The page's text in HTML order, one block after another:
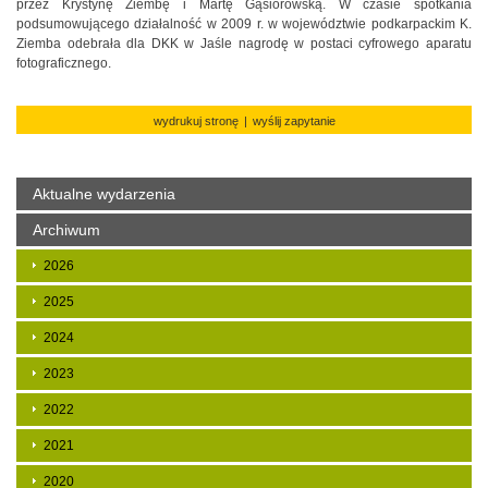
przez Krystynę Ziembę i Martę Gąsiorowską. W czasie spotkania
podsumowującego działalność w 2009 r. w województwie podkarpackim K.
Ziemba odebrała dla DKK w Jaśle nagrodę w postaci cyfrowego aparatu
fotograficznego.
wydrukuj stronę | wyślij zapytanie
Aktualne wydarzenia
Archiwum
2026
2025
2024
2023
2022
2021
2020